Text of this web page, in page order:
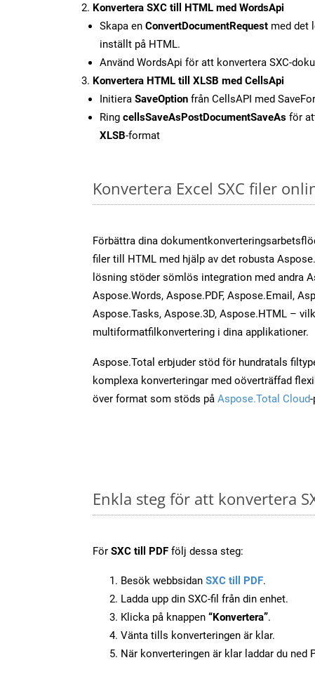
Konvertera SXC till HTML med WordsApi
Skapa en ConvertDocumentRequest med det
inställt på HTML.
Använd WordsApi för att konvertera SXC-
Konvertera HTML till XLSB med CellsApi
Initiera SaveOption från CellsAPI med
Ring cellsSaveAsPostDocumentSaveAs för
XLSB-format
Konvertera Excel SXC filer
Förbättra dina
filer till HTML med hjälp av det robusta
lösning stöder sömlös integration med andra
Aspose.Words, Aspose.PDF, Aspose.Email,
Aspose.Tasks, Aspose.3D, Aspose.HTML –
multiformatfilkonvertering i dina applikationer.
Aspose.Total erbjuder stöd för hundratals
komplexa konverteringar med oöverträffad
över format som stöds på Aspose.Total Cloud
Enkla steg för att konvertera
För SXC till PDF följ dessa steg:
Besök webbsidan SXC till PDF.
Ladda upp din SXC-fil från din enhet.
Klicka på knappen “Konvertera”.
Vänta tills konverteringen är klar.
När konverteringen är klar laddar du ned